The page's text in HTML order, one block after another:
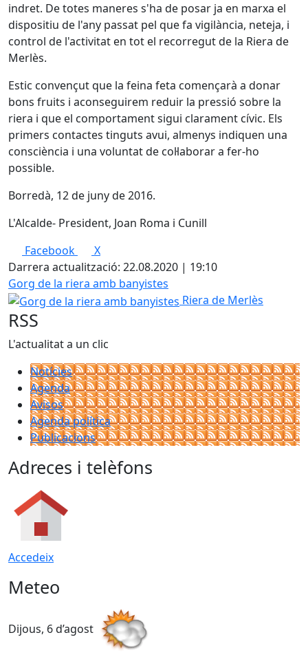
indret. De totes maneres s'ha de posar ja en marxa el
dispositiu de l'any passat pel que fa vigilància, neteja, i
control de l'activitat en tot el recorregut de la Riera de
Merlès.
Estic convençut que la feina feta començarà a donar
bons fruits i aconseguirem reduir la pressió sobre la
riera i que el comportament sigui clarament cívic. Els
primers contactes tinguts avui, almenys indiquen una
consciència i una voluntat de col·laborar a fer-ho
possible.
Borredà, 12 de juny de 2016.
L'Alcalde- President, Joan Roma i Cunill
Facebook
X
Darrera actualització: 22.08.2020 | 19:10
Gorg de la riera amb banyistes
Riera de Merlès
RSS
L'actualitat a un clic
Notícies
Agenda
Avisos
Agenda política
Publicacions
Adreces i telèfons
Accedeix
Meteo
Dijous, 6 d’agost